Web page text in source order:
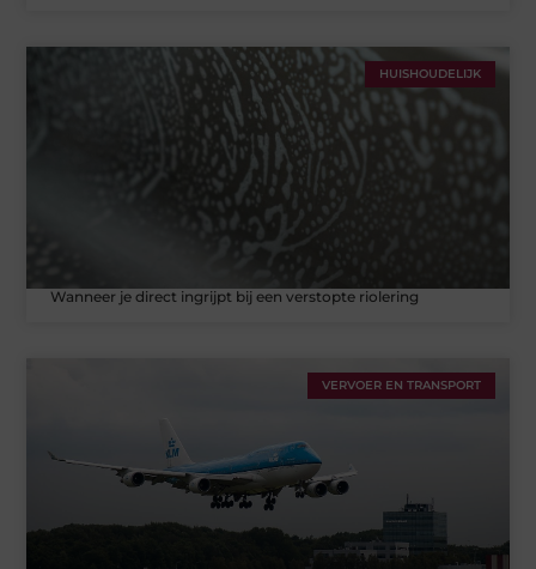
HUISHOUDELIJK
Wanneer je direct ingrijpt bij een verstopte riolering
VERVOER EN TRANSPORT